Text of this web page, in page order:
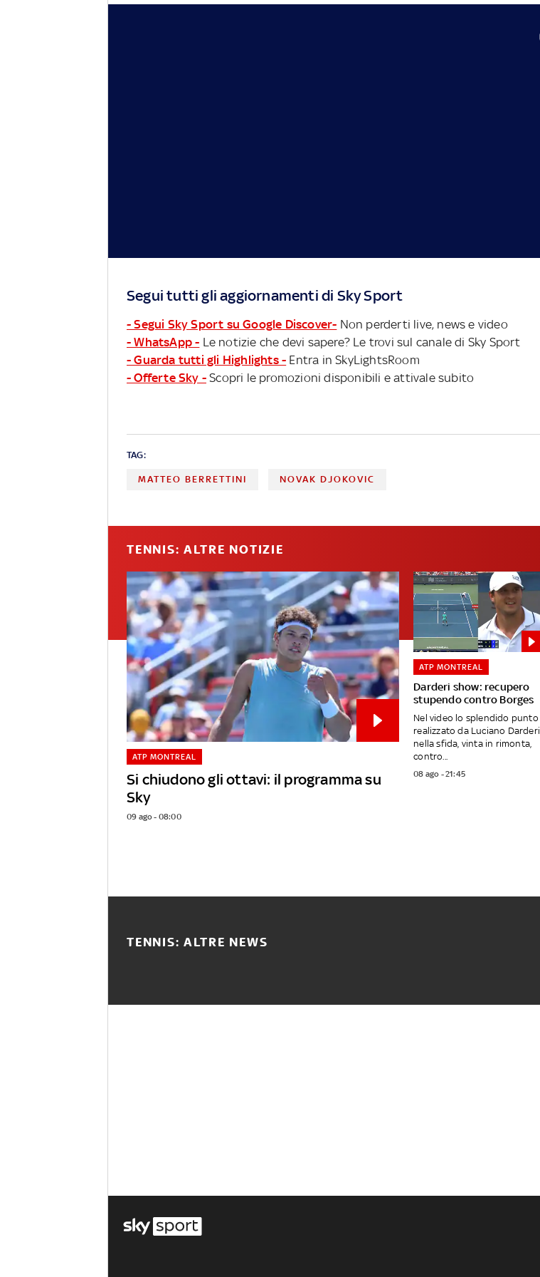
Segui tutti gli aggiornamenti di Sky Sport
- Segui Sky Sport su Google Discover- Non perderti live, news e video
- WhatsApp - Le notizie che devi sapere? Le trovi sul canale di Sky Sport
- Guarda tutti gli Highlights - Entra in SkyLightsRoom
- Offerte Sky - Scopri le promozioni disponibili e attivale subito
TAG:
MATTEO BERRETTINI NOVAK DJOKOVIC
TENNIS: ALTRE NOTIZIE
Si chiudono gli ottavi: il programma su
Sky
ATP MONTREAL
09 ago - 08:00
Darderi show: recupero
stupendo contro Borges
ATP MONTREAL
Nel video lo splendido punto
realizzato da Luciano Darderi
nella sfida, vinta in rimonta,
contro...
08 ago - 21:45
TENNIS: ALTRE NEWS